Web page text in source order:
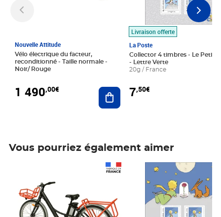
Nouvelle Attitude
Vélo électrique du facteur,
reconditionné - Taille normale -
Noir/ Rouge
1 490,00€ Ajouter au panier
Livraison offerte
La Poste
Collector 4 timbres - Le Petit
- Lettre Verte
20g / France
7,50€
Vous pourriez également aimer
Prix 7,50€